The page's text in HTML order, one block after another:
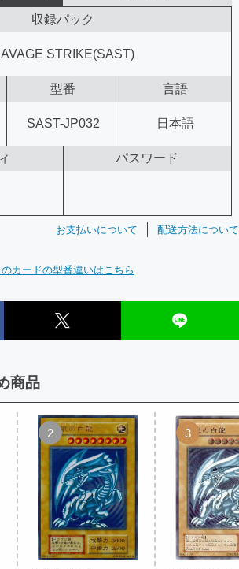
収録パック
STRIKE(SAST)
型番 言語
SAST-JP032 日本語
パスワード
お支払いについて 配送方法について
のカードの型番違いはこちら
商品
2 3